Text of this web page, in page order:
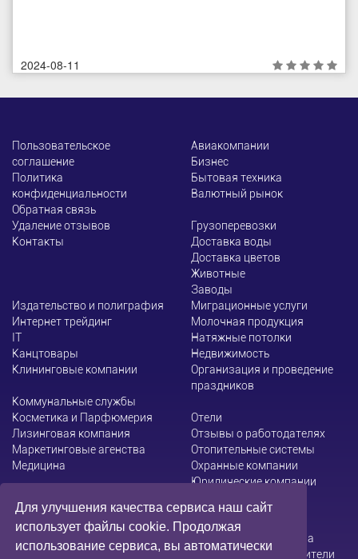
Для улучшения качества сервиса наш сайт
использует файлы cookie. Продолжая
использование сервиса, вы автоматически
2024-08-11
Пользовательское
соглашение
Политика
конфиденциальности
Обратная связь
Удаление отзывов
Контакты
Авиакомпании
Бизнес
Бытовая техника
Валютный рынок
Грузоперевозки
Доставка воды
Доставка цветов
Животные
Заводы
Издательство и полиграфия
Интернет трейдинг
ІТ
Канцтовары
Клининговые компании
Коммунальные службы
Косметика и Парфюмерия
Лизинговая компания
Маркетинговые агенства
Медицина
Миграционные услуги
Молочная продукция
Натяжные потолки
Недвижимость
Организация и проведение
праздников
Отели
Отзывы о работодателях
Отопительные системы
Охранные компании
Юридические компании
Администрация сайта не несет ответственности за
содержание информации, которую размещают посетители